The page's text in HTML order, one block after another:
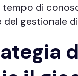
tempo di
del gestionale di